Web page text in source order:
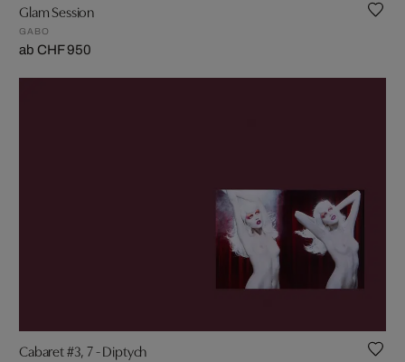
Glam Session
GABO
ab CHF 950
Cabaret #3, 7 - Diptych